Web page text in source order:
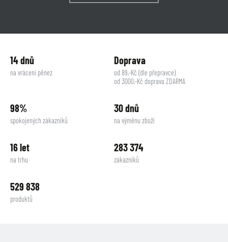
14 dnů
na vrácení pěnez
Doprava
od 89,-Kč (dle přepravce)
od 3000,-Kč doprava ZDARMA
98%
spokojených zákazníků
30 dnů
na výměnu zboží
16 let
na trhu
283 374
zákazníků
529 838
produktů